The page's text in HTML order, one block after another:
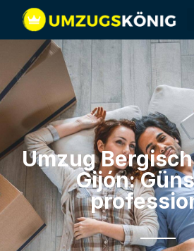
Umzug
Gijón: